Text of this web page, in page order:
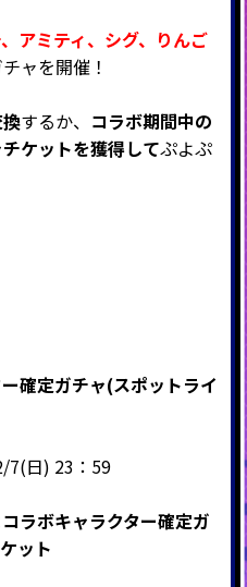
アミティ、シグ、 りんご
ャを開催！
するか、 コラボ期間中の
ケットを獲得してぷよぷ
確定ガチャ(スポットライ
日) 23：59
コラボキャラクター確定ガ
ット